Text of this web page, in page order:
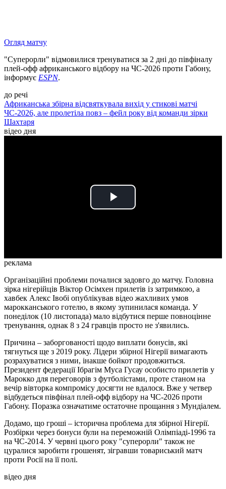
Огляд матчу
"Суперорли" відмовилися тренуватися за 2 дні до півфіналу
плей-офф африканського відбору на ЧС-2026 проти Габону,
інформує ESPN.
до речі
Африканська збірна відсвяткувала вихід у стикові матчі
ЧС-2026, але пролетіла повз – фейл року від команди зірки
Шахтаря
відео дня
Play
реклама
Організаційні проблеми почалися задовго до матчу. Головна
зірка нігерійців Віктор Осімхен прилетів із затримкою, а
хавбек Алекс Івобі опублікував відео жахливих умов
марокканського готелю, в якому зупинилася команда. У
понеділок (10 листопада) мало відбутися перше повноцінне
тренування, однак 8 з 24 гравців просто не з'явились.
Причина – заборгованості щодо виплати бонусів, які
тягнуться ще з 2019 року. Лідери збірної Нігерії вимагають
розрахуватися з ними, інакше бойкот продовжиться.
Президент федерації Ібрагім Муса Гусау особисто прилетів у
Марокко для переговорів з футболістами, проте станом на
вечір вівторка компромісу досягти не вдалося. Вже у четвер
відбудеться півфінал плей-офф відбору на ЧС-2026 проти
Габону. Поразка означатиме остаточне прощання з Мундіалем.
Додамо, що гроші – історична проблема для збірної Нігерії.
Розбірки через бонуси були на переможній Олімпіаді-1996 та
на ЧС-2014. У червні цього року "суперорли" також не
цуралися заробити грошенят, зігравши товариський матч
проти Росії на її полі.
відео дня